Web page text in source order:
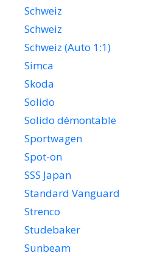
Schweiz
Schweiz
Schweiz (Auto 1:1)
Simca
Skoda
Solido
Solido démontable
Sportwagen
Spot-on
SSS Japan
Standard Vanguard
Strenco
Studebaker
Sunbeam